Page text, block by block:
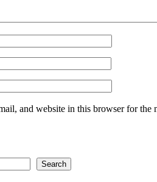
and website in this browser for the
Search